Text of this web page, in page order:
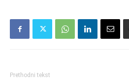
Prethodni tekst